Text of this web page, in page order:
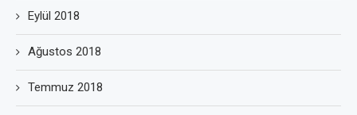
Eylül 2018
Ağustos 2018
Temmuz 2018